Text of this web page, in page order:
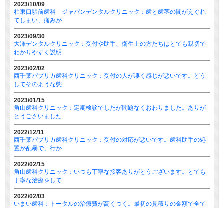
2023/10/09
柏東口駅前歯科 ジャパンデンタルクリニック：歯と歯茎の間がえぐれ
てしまい、痛みが ...
2023/09/30
大澤デンタルクリニック：受付や助手、衛生士の方たちはとても親切で
わかりやすく説明 ...
2023/02/02
西千葉パプリカ歯科クリニック：受付の人が凄く感じが悪いです。どう
してそのような態 ...
2023/01/15
角山歯科クリニック：定期検診でしたが問題なくおわりました。ありが
とうございました ...
2022/12/11
西千葉パプリカ歯科クリニック：受付の対応が悪いです。歯科助手の処
置が乱暴で、行か ...
2022/02/15
角山歯科クリニック：いつも丁寧な接客ありがとうございます。とても
丁寧な治療をして ...
2022/02/03
いまい歯科：トータルの治療費が高くつく。最初の見積りの金額で全て